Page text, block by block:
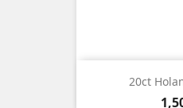
20ct